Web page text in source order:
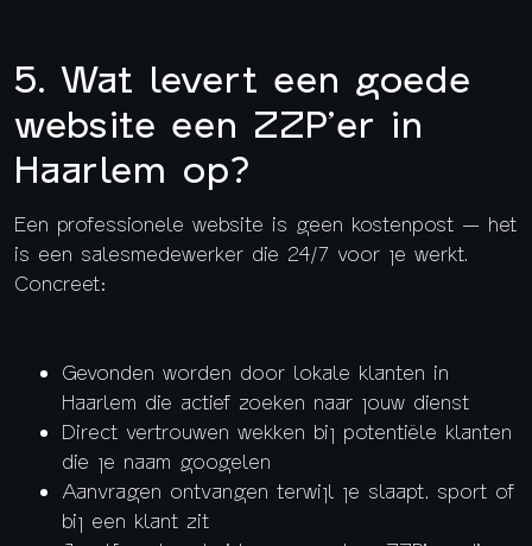
5. Wat levert een goede
website een ZZP’er in
Haarlem op?
Een professionele website is geen kostenpost — het
is een salesmedewerker die 24/7 voor je werkt.
Concreet:
Gevonden worden door lokale klanten in
Haarlem die actief zoeken naar jouw dienst
Direct vertrouwen wekken bij potentiële klanten
die je naam googelen
Aanvragen ontvangen terwijl je slaapt, sport of
bij een klant zit